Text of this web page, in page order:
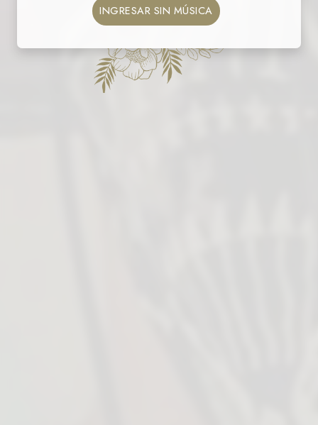
INGRESAR SIN MÚSICA